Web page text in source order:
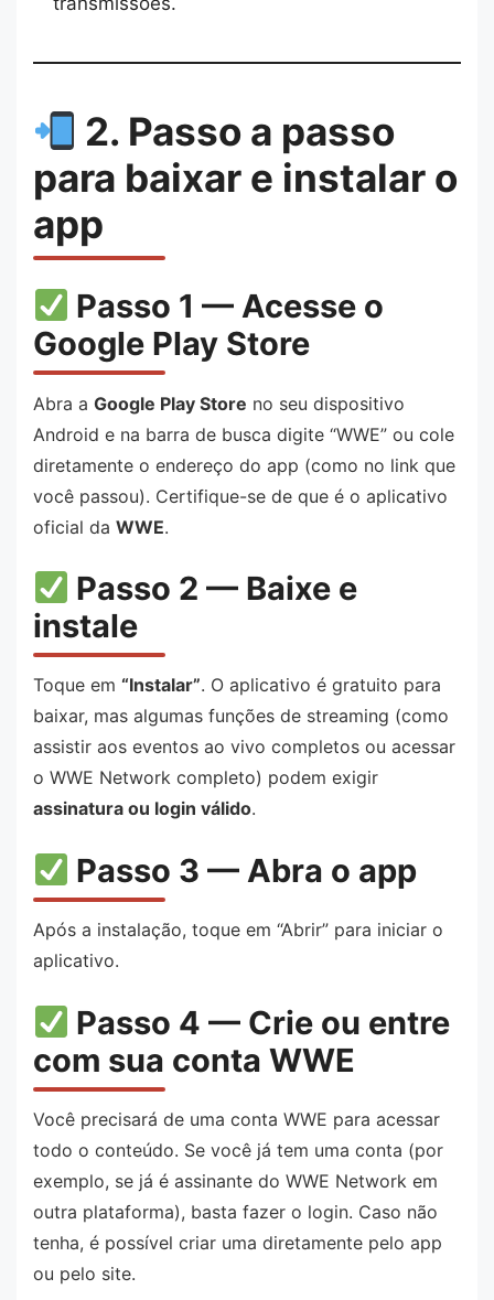
2. Passo a passo
para baixar e instalar o
app
Passo 1 — Acesse o
Google Play Store
Abra a Google Play Store no seu dispositivo
Android e na barra de busca digite “WWE” ou cole
diretamente o endereço do app (como no link que
você passou). Certifique-se de que é o aplicativo
oficial da WWE.
Passo 2 — Baixe e
instale
Toque em “Instalar”. O aplicativo é gratuito para
baixar, mas algumas funções de streaming (como
assistir aos eventos ao vivo completos ou acessar
o WWE Network completo) podem exigir
assinatura ou login válido.
Passo 3 — Abra o app
Após a instalação, toque em “Abrir” para iniciar o
aplicativo.
Passo 4 — Crie ou entre
com sua conta WWE
Você precisará de uma conta WWE para acessar
todo o conteúdo. Se você já tem uma conta (por
exemplo, se já é assinante do WWE Network em
outra plataforma), basta fazer o login. Caso não
tenha, é possível criar uma diretamente pelo app
ou pelo site.